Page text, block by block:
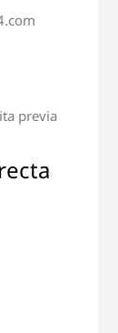
previa